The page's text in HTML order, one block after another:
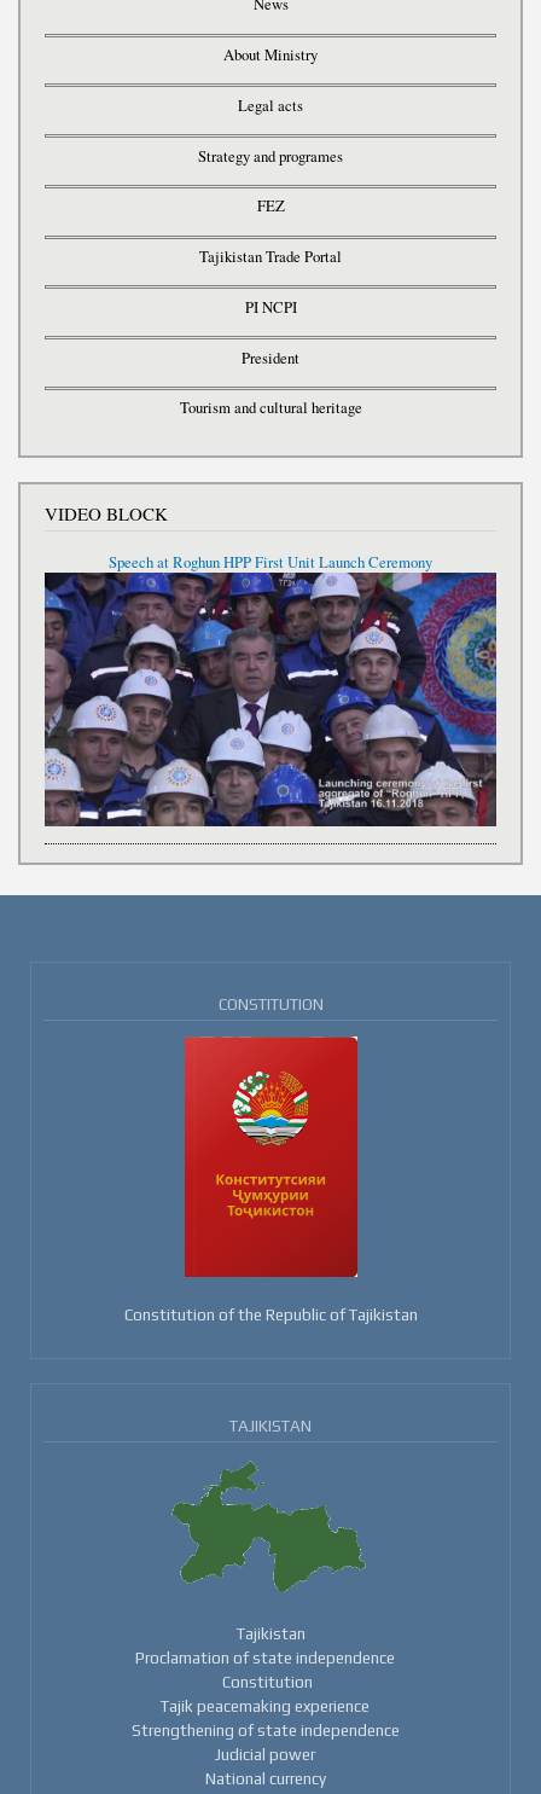
News
About Ministry
Legal acts
Strategy and programes
FEZ
Tajikistan Trade Portal
PI NCPI
President
Tourism and cultural heritage
VIDEO BLOCK
Speech at Roghun HPP First Unit Launch Ceremony
CONSTITUTION
Constitution of the Republic of Tajikistan
TAJIKISTAN
Tajikistan
Proclamation of state independence
Constitution
Tajik peacemaking experience
Strengthening of state independence
Judicial power
National currency